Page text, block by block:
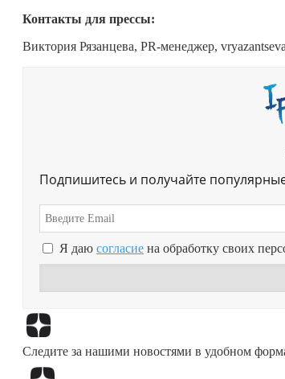
Контакты для прессы:
Виктория Рязанцева, PR-менеджер,
Подпишитесь и получайте
Я даю согласие на обработку своих
Следите за нашими новостями в удобном